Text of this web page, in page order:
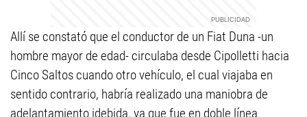
Allí se constató que el conductor de un Fiat Duna -un
hombre mayor de edad- circulaba desde Cipolletti hacia
Cinco Saltos cuando otro vehículo, el cual viajaba en
sentido contrario, habría realizado una maniobra de
adelantamiento idebida, ya que fue en doble línea